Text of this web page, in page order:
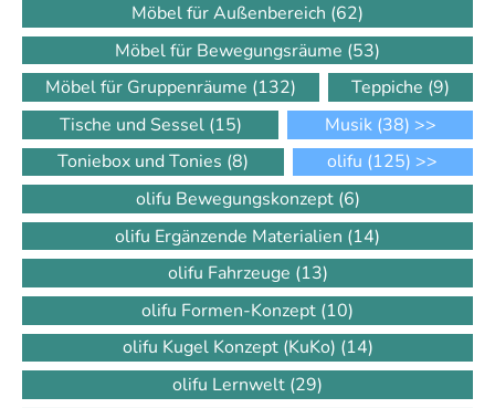
Möbel für Außenbereich (62)
Möbel für Bewegungsräume (53)
Möbel für Gruppenräume (132) Teppiche (9)
Tische und Sessel (15) Musik (38) >>
Toniebox und Tonies (8) olifu (125) >>
olifu Bewegungskonzept (6)
olifu Ergänzende Materialien (14)
olifu Fahrzeuge (13)
olifu Formen-Konzept (10)
olifu Kugel Konzept (KuKo) (14)
olifu Lernwelt (29)